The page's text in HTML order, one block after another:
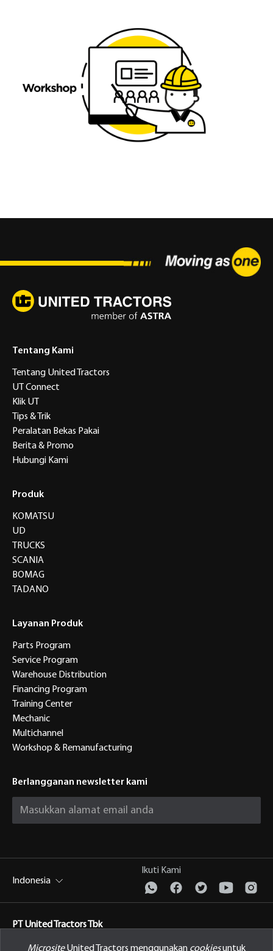
MicrositeUnited Tractors menggunakan cookiesuntuk
Tentang Kami
Tentang United Tractors
UT Connect
Klik UT
Tips & Trik
Peralatan Bekas Pakai
Berita & Promo
Hubungi Kami
Produk
KOMATSU
UD
TRUCKS
SCANIA
BOMAG
TADANO
Layanan Produk
Parts Program
Service Program
Warehouse Distribution
Financing Program
Training Center
Mechanic
Multichannel
Workshop & Remanufacturing
Berlangganan newsletter kami
Indonesia
Ikuti Kami
PT United Tractors Tbk